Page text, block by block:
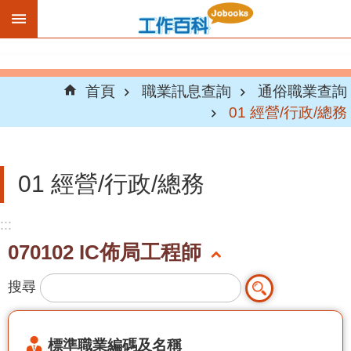
跳到主要內容區塊
首頁 職業訊息查詢
通俗職業查詢
01 經營/行政/總務
01 經營/行政/總務
:::
070102 IC佈局工程師
搜尋
標準職業編碼及名稱